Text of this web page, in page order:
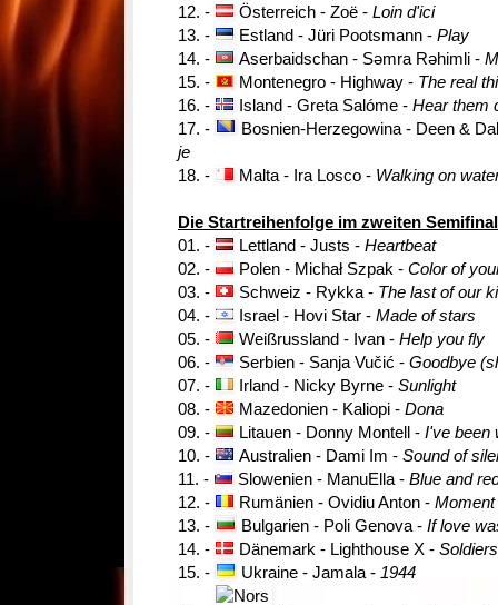
12. - Österreich - Zoë - Loin d'ici
13. - Estland - Jüri Pootsmann - Play
14. - Aserbaidschan - Səmra Rəhimli -
15. - Montenegro - Highway - The real
16. - Island - Greta Salóme - Hear them
17. -
Bosnien-Herzegowina - Deen &
je
18. - Malta - Ira Losco - Walking on
Die Startreihenfolge im zweiten
01. - Lettland - Justs - Heartbeat
02. - Polen - Michał Szpak - Color of
03. - Schweiz - Rykka - The last of our
04. - Israel - Hovi Star - Made of stars
05. - Weißrussland - Ivan - Help you fly
06. -
Serbien - Sanja Vučić - Goodbye
07. - Irland - Nicky Byrne - Sunlight
08. - Mazedonien - Kaliopi - Dona
09. - Litauen - Donny Montell - I've been
10. - Australien - Dami Im - Sound of
11. - Slowenien - ManuElla - Blue and
12. - Rumänien - Ovidiu Anton -
13. - Bulgarien - Poli Genova - If love
14. - Dänemark - Lighthouse X -
15. - Ukraine - Jamala - 1944